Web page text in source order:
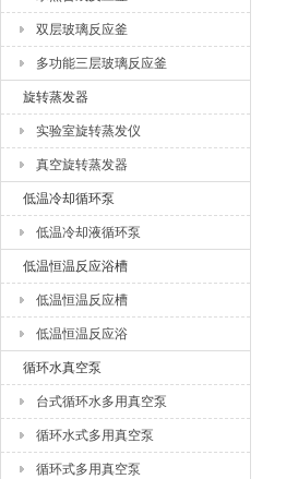
双层玻璃反应釜
多功能三层玻璃反应釜
旋转蒸发器
实验室旋转蒸发仪
真空旋转蒸发器
低温冷却循环泵
低温冷却液循环泵
低温恒温反应浴槽
低温恒温反应槽
低温恒温反应浴
循环水真空泵
台式循环水多用真空泵
循环水式多用真空泵
循环式多用真空泵